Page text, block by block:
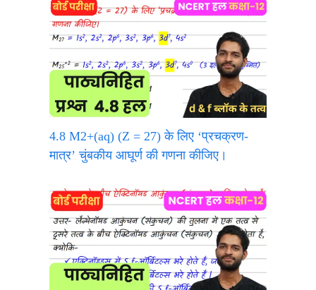
4.8 M2+(aq) (Z = 27) के लिए ‘प्रचक्रण-
मात्र’ चुंबकीय आघूर्ण की गणना कीजिए।